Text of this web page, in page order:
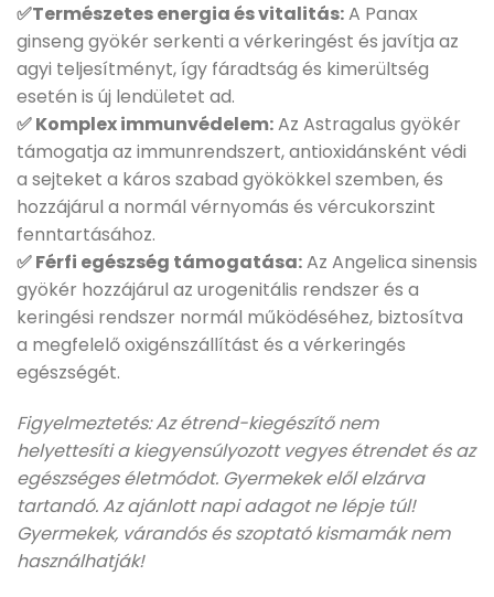
✅Természetes energia és vitalitás:A Panax
ginseng gyökér serkenti a vérkeringést és javítja az
agyi teljesítményt, így fáradtság és kimerültség
esetén is új lendületet ad.
✅ Komplex immunvédelem:Az Astragalus gyökér
támogatja az immunrendszert, antioxidánsként védi
a sejteket a káros szabad gyökökkel szemben, és
hozzájárul a normál vérnyomás és vércukorszint
fenntartásához.
✅ Férfi egészség támogatása:Az Angelica sinensis
gyökér hozzájárul az urogenitális rendszer és a
keringési rendszer normál működéséhez, biztosítva
a megfelelő oxigénszállítást és a vérkeringés
egészségét.
Figyelmeztetés: Az étrend-kiegészítő nem
helyettesíti a kiegyensúlyozott vegyes étrendet és az
egészséges életmódot. Gyermekek elől elzárva
tartandó. Az ajánlott napi adagot ne lépje túl!
Gyermekek, várandós és szoptató kismamák nem
használhatják!